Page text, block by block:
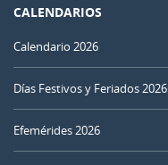
CALENDARIOS
Calendario 2026
Días Festivos y Feriados 2026
Efemérides 2026